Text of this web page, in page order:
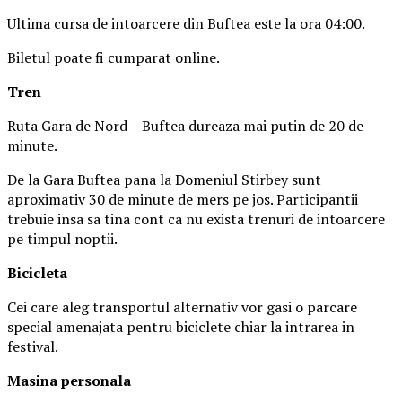
Ultima cursa de intoarcere din Buftea este la ora 04:00.
Biletul poate fi cumparat online.
Tren
Ruta Gara de Nord – Buftea dureaza mai putin de 20 de
minute.
De la Gara Buftea pana la Domeniul Stirbey sunt
aproximativ 30 de minute de mers pe jos. Participantii
trebuie insa sa tina cont ca nu exista trenuri de intoarcere
pe timpul noptii.
Bicicleta
Cei care aleg transportul alternativ vor gasi o parcare
special amenajata pentru biciclete chiar la intrarea in
festival.
Masinapersonala